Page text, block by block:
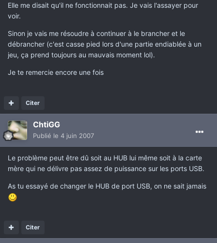
Elle me disait qu'il ne fonctionnait pas. Je vais l'assayer pour
voir.
Sinon je vais me résoudre à continuer à le brancher et le
débrancher (c'est casse pied lors d'une partie endiablée à un
jeu, ça prend toujours au mauvais moment lol).
Je te remercie encore une fois
Citer
ChtiGG
Publié le 4 juin 2007
Le problème peut être dû soit au HUB lui même soit à la carte
mère qui ne délivre pas assez de puissance sur les ports USB.
As tu essayé de changer le HUB de port USB, on ne sait jamais
Citer